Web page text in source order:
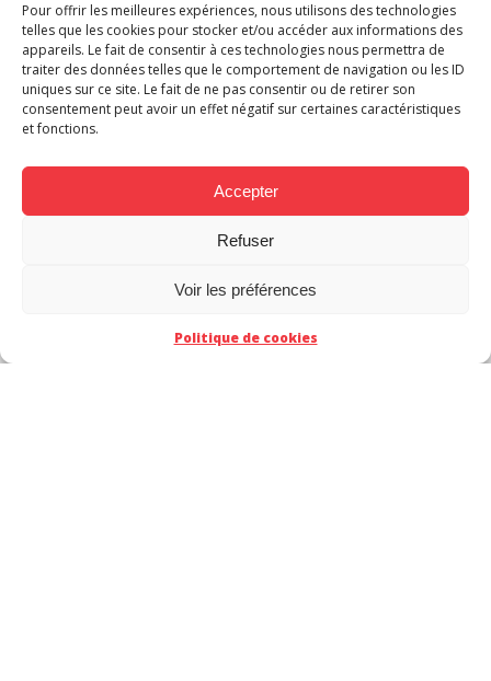
Pour offrir les meilleures expériences, nous utilisons des technologies
telles que les cookies pour stocker et/ou accéder aux informations des
appareils. Le fait de consentir à ces technologies nous permettra de
traiter des données telles que le comportement de navigation ou les ID
uniques sur ce site. Le fait de ne pas consentir ou de retirer son
consentement peut avoir un effet négatif sur certaines caractéristiques
et fonctions.
Accepter
Refuser
Voir les préférences
Politique de cookies